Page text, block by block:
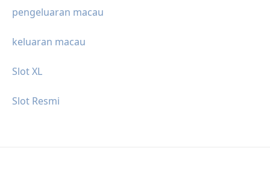
pengeluaran macau
keluaran macau
Slot XL
Slot Resmi